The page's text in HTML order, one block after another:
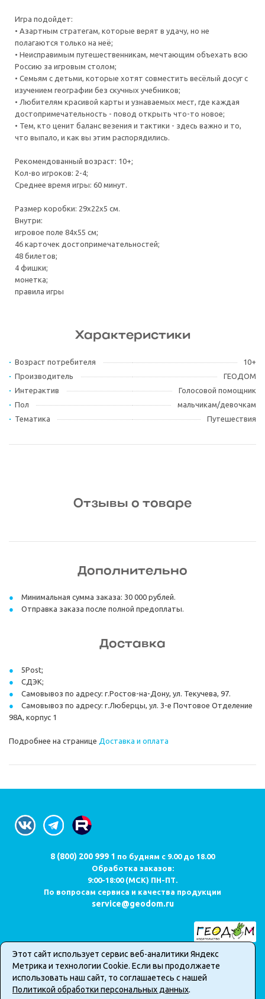
Игра подойдет:
• Азартным стратегам, которые верят в удачу, но не
полагаются только на неё;
• Неисправимым путешественникам, мечтающим объехать всю
Россию за игровым столом;
• Семьям с детьми, которые хотят совместить весёлый досуг с
изучением географии без скучных учебников;
• Любителям красивой карты и узнаваемых мест, где каждая
достопримечательность - повод открыть что-то новое;
• Тем, кто ценит баланс везения и тактики - здесь важно и то,
что выпало, и как вы этим распорядились.
Рекомендованный возраст: 10+;
Кол-во игроков: 2-4;
Среднее время игры: 60 минут.
Размер коробки: 29х22х5 см.
Внутри:
игровое поле 84х55 см;
46 карточек достопримечательностей;
48 билетов;
4 фишки;
монетка;
правила игры
Характеристики
Возраст потребителя
10+
Производитель
ГЕОДОМ
Интерактив
Голосовой помощник
Пол
мальчикам/девочкам
Тематика
Путешествия
Отзывы о товаре
Дополнительно
Минимальная сумма заказа: 30 000 рублей.
Отправка заказа после полной предоплаты.
Доставка
5Post;
СДЭК;
Самовывоз по адресу: г.Ростов-на-Дону, ул. Текучева, 97.
Самовывоз по адресу: г.Люберцы, ул. 3-е Почтовое Отделение
98А, корпус 1
Подробнее на странице Доставка и оплата
8 (800) 200 999 1 по будням с 9.00 до 18.00
Обработка заказов:
9:00-18:00 (МСК) ПН-ПТ.
По вопросам сервиса и качества продукции
service@geodom.ru
Карта сайта
Публичная оферта о продаже товаров в интернет-магазине
Политика обработки персональных данных
Этот сайт использует сервис веб-аналитики Яндекс
Метрика и технологии Cookie. Если вы продолжаете
использовать наш сайт, то соглашаетесь с нашей
Политикой обработки персональных данных.